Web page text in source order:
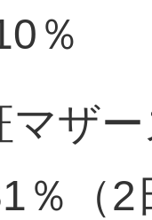
％
マザ
％（2